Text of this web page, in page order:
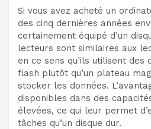
Si vous avez acheté un
des cinq dernières années
certainement équipé d’un
lecteurs sont similaires aux
en ce sens qu’ils utilisent des
flash plutôt qu’un plateau
stocker les données.
disponibles dans des
élevées, ce qui leur permet
tâches qu’un disque dur.